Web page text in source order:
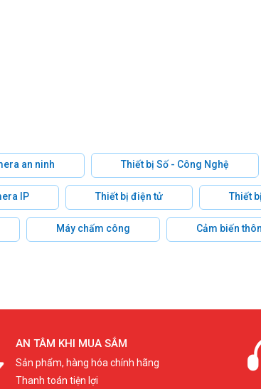
an ninh Thiết bị Số - Công Nghệ
IP Thiết bị điện tử Thiết
Máy chấm công Cảm biến
AN TÂM KHI MUA SẮM
Sản phẩm, hàng hóa chính hãng
Thanh toán tiện lợi